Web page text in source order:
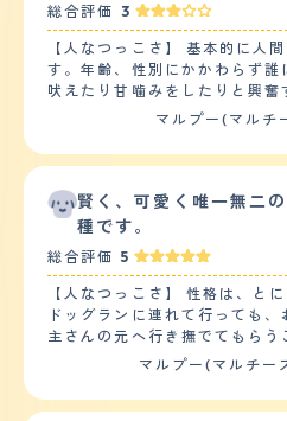
総合評価 3
【人なつっこさ】 基本的に人
す。年齢、性別にかかわらず誰
吠えたり甘噛みをしたりと興奮
っているというよりは遊んで
が、少し臆病なところがあり吠
に怒られてしまうことが多いです。 噛みついた
たりということはありません。 【落ち着き】 来客がある
と落ち着かせるのに時間がかかります。 イ
電話の音にも反応します。 他のワンちゃんがいると気に
なるようで落ち着かせるのはほぼ無理
のわんちゃんがいない場合は
ます。 【しつけやすさ】 他のワンちゃんとの接し方、落
ち着かせ方等の訓練は必要かと思いま
回、10～15分ほど。家の中で
くありません。 ドッグラン等、外で遊ぶ時の体力は無限
マルプー(マルチ
賢く、可愛く唯一無二
種です。
総合評価 5
【人なつっこさ】 性格は、と
ドッグランに連れて行っても
主さんの元へ行き撫でてもらう
老若男女問わず甘えにいきま
す。人と遊ぶのも好きで、よ
します。 他犬も苦手というわけではなく、自分から積極
マルプー(マルチー